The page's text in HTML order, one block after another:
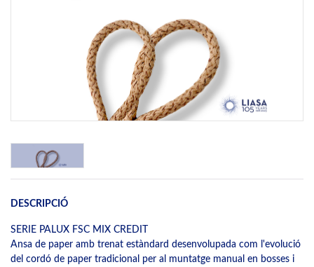
DESCRIPCIÓ
SERIE PALUX FSC MIX CREDIT
Ansa de paper amb trenat estàndard desenvolupada com l'evolució
del cordó de paper tradicional per al muntatge manual en bosses i